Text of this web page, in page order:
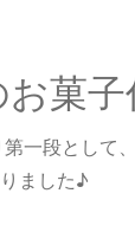
お菓
一段として
ました♪